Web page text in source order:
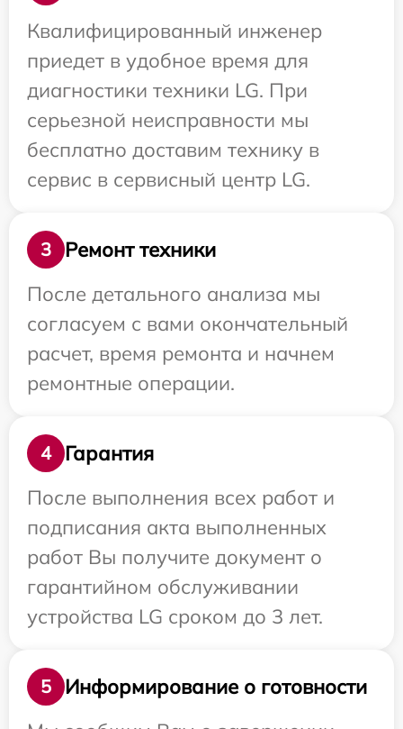
Квалифицированный инженер
приедет в удобное время для
диагностики техники LG. При
серьезной неисправности мы
бесплатно доставим технику в
сервис в сервисный центр LG.
3
Ремонт техники
После детального анализа мы
согласуем с вами окончательный
расчет, время ремонта и начнем
ремонтные операции.
4
Гарантия
После выполнения всех работ и
подписания акта выполненных
работ Вы получите документ о
гарантийном обслуживании
устройства LG сроком до 3 лет.
5
Информирование о готовности